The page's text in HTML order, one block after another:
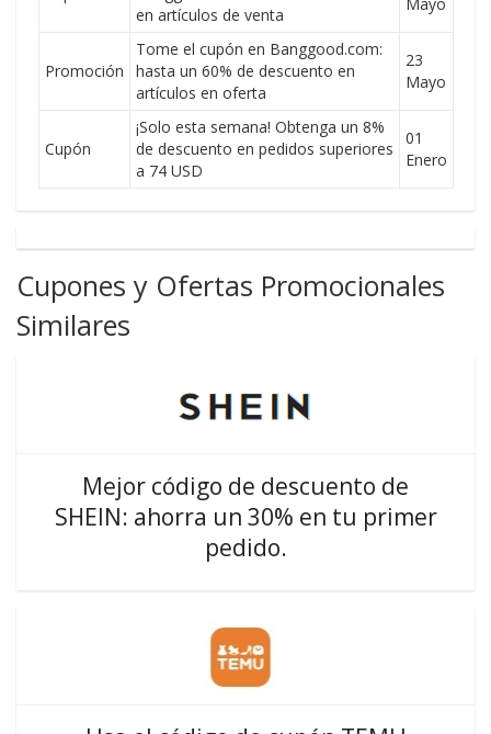
en artículos de venta
Promoción
Tome el cupón en Banggood.com:
hasta un 60% de descuento en
artículos en oferta
23
Mayo
Cupón
¡Solo esta semana! Obtenga un 8%
de descuento en pedidos superiores
a 74 USD
01
Enero
Cupones y Ofertas Promocionales
Similares
Mejor código de descuento de
SHEIN: ahorra un 30% en tu primer
pedido.